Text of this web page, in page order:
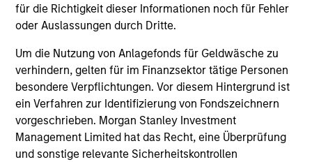
für die Richtigkeit dieser Informationen noch für Fehler
oder Auslassungen durch Dritte.
Um die Nutzung von Anlagefonds für Geldwäsche zu
verhindern, gelten für im Finanzsektor tätige Personen
besondere Verpflichtungen. Vor diesem Hintergrund ist
ein Verfahren zur Identifizierung von Fondszeichnern
vorgeschrieben. Morgan Stanley Investment
Management Limited hat das Recht, eine Überprüfung
und sonstige relevante Sicherheitskontrollen